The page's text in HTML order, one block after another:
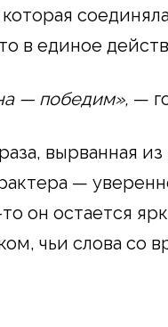
в единое
— победим», —
вырванная
—
то он остается
чьи слова со